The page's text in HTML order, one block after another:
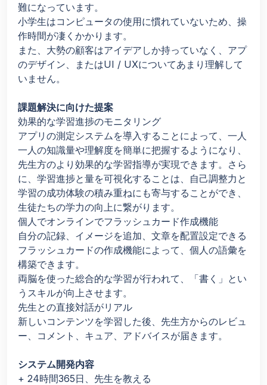
難になっています。
小学生はコンピュータの使用に慣れていないため、操
作時間が凄くかかります。
また、大勢の顧客はアイデアしか持っていなく、アプ
のデザイン、またはUI / UXについてあまり理解して
いません。
課題解決に向けた提案
効果的な学習進捗のモニタリング
アプリの測定システムを導入することによって、一人
一人の知識量や理解度を簡単に把握するようになり、
先生方のより効果的な学習指導が実現できます。さら
に、学習進捗と量を可視化することは、自己調整力と
学習の成功体験の積み重ねにも寄与することができ、
生徒たちの学力の向上に繋がります。
個人でオンラインでフラッシュカード作成機能
自分の記録、イメージを追加、文章を配置設定できる
フラッシュカードの作成機能によって、個人の語彙を
構築できます。
両脳を使った総合的な学習が行われて、「書く」とい
うスキルが向上させます。
先生との直接対話がリアル
新しいコンテンツを学習した後、先生方からのレビュ
ー、コメント、キュア、アドバイスが届きます。
システム開発内容
+ 24時間365日、先生を教える